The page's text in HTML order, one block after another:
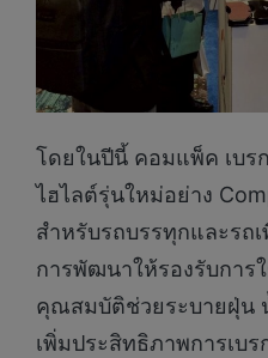
โดยในปีนี้ คอมแพ็ค เบ
ไฮไลต์รุ่นใหม่อย่าง
สำหรับรถบรรทุกและรถ
การพัฒนาให้รองรับการ
คุณสมบัติช่วยระบายฝุ่น
เพิ่มประสิทธิภาพการเบ